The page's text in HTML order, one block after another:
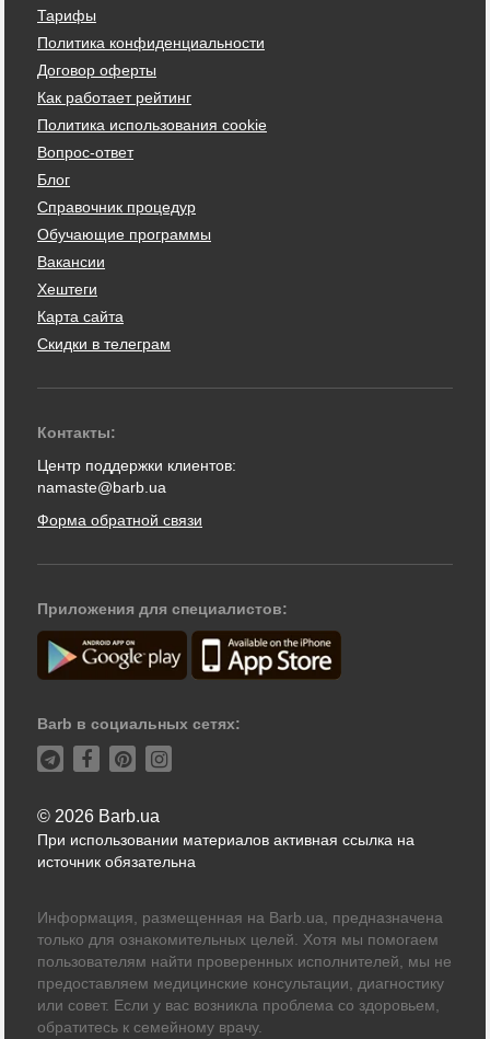
Тарифы
Политика конфиденциальности
Договор оферты
Как работает рейтинг
Политика использования cookie
Вопрос-ответ
Блог
Справочник процедур
Обучающие программы
Вакансии
Хештеги
Карта сайта
Скидки в телеграм
Контакты:
Центр поддержки клиентов:
namaste@barb.ua
Форма обратной связи
Приложения для специалистов:
Barb в социальных сетях:
© 2026 Barb.ua
При использовании материалов активная ссылка на
источник обязательна
Информация, размещенная на Barb.ua, предназначена
только для ознакомительных целей. Хотя мы помогаем
пользователям найти проверенных исполнителей, мы не
предоставляем медицинские консультации, диагностику
или совет. Если у вас возникла проблема со здоровьем,
обратитесь к семейному врачу.